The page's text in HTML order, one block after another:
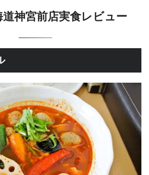
道神宮前店実食レビュー